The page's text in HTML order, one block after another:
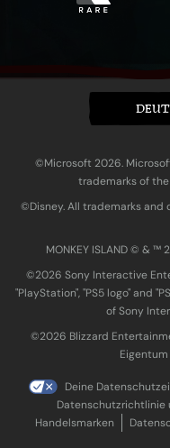
©Microsoft 2026.
trademarks of
©Disney. All trademarks
MONKEY ISLAND © &
©2026 Sony Interactive
"PlayStation", "PS5 logo" and
of Sony
©2026 Blizzard
Deine
Datenschutzrichtlinie
Handelsmarken